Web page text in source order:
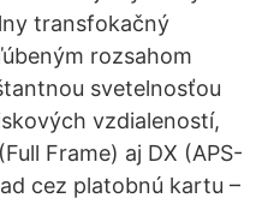
transfokačný
rozsahom
svetelnosťou
vzdialeností,
Frame) aj DX (APS-
cez platobnú kartu –